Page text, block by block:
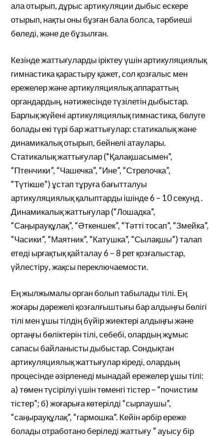
ала отырып, дұрыс артикуляции дыбыс ескере
отырып, нақты оны бұзған бала болса, тәрбиеші
бөледі, және де бұзылған.
Кезінде жаттығуларды іріктеу үшін артикуляциялық
гимнастика қарастыру қажет, сол қозғалыс мен
ережелер және артикуляциялық аппараттың
органдардың, нәтижесінде түзілетін дыбыстар.
Барлық жүйені артикуляциялық гимнастика, бөлуге
болады екі түрі бар жаттығулар: статикалық және
динамикалық отырып, бейнелі атаулары.
Статикалық жаттығулар (“Қалақшасымен”,
“Птенчики”, “Чашечка”, “Ине”, “Стрелочка”,
“Түтікше”) ұстап тұруға бағытталуы
артикуляциялық қалыптарды ішінде 6 – 10 секунд .
Динамикалық жаттығулар (“Лошадка”,
“Саңырауқұлақ”, “Әткеншек”, “Тәтті тосап”, “Змейка”,
“Часики”, “Маятник”, “Катушка”, “Сылақшы”) талап
етеді ырғақтық қайталау 6 – 8 рет қозғалыстар,
үйлестіру, жақсы переключаемости.
Ең жылжымалы орган болып табылады тілі. Ең
жоғары дәрежелі қозғалғыштығы бар алдыңғы бөлігі
тілі мен ұшы тілдің бүйір жиектері алдыңғы және
ортаңғы бөліктерін тілі, себебі, олардың жұмыс
сапасы байланысты дыбыстар. Сондықтан
артикуляциялық жаттығулар кіреді, олардың
процесінде әзірленеді мынадай ережелер ұшы тілі:
а) төмен түсірілуі үшін төменгі тістер – “почистим
тістер”; б) жоғарыға көтерілді “сырлаушы”,
“саңырауқұлақ”, “гармошка”. Кейін әрбір ереже
болады отработано беріледі жаттығу ” ауысу бір